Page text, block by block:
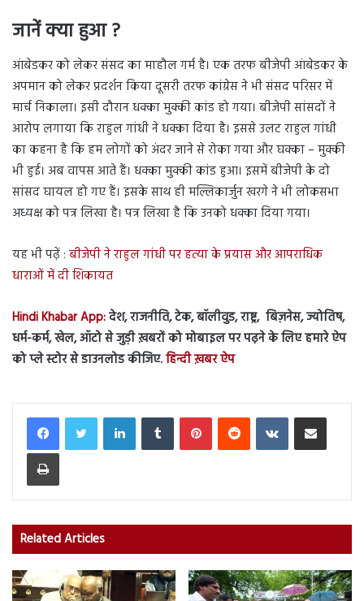
जानें क्या हुआ ?
आंबेडकर को लेकर संसद का माहौल गर्म है। एक तरफ बीजेपी आंबेडकर के
अपमान को लेकर प्रदर्शन किया दूसरी तरफ कांग्रेस ने भी संसद परिसर में
मार्च निकाला। इसी दौरान धक्का मुक्की कांड हो गया। बीजेपी सांसदों ने
आरोप लगाया कि राहुल गांधी ने धक्का दिया है। इससे उलट राहुल गांधी
का कहना है कि हम लोगों को अंदर जाने से रोका गया और घक्का – मुक्की
भी हुई। अब वापस आते हैं। धक्का मुक्की कांड हुआ। इसमें बीजेपी के दो
सांसद घायल हो गए हैं। इसके साथ ही मल्लिकार्जुन खरगे ने भी लोकसभा
अध्यक्ष को पत्र लिखा है। पत्र लिखा है कि उनको धक्का दिया गया।
यह भी पढ़ें : बीजेपी ने राहुल गांधी पर हत्या के प्रयास और आपराधिक
धाराओं में दी शिकायत
Hindi Khabar App:देश, राजनीति, टेक, बॉलीवुड, राष्ट्र, बिज़नेस, ज्योतिष,
धर्म-कर्म, खेल, ऑटो से जुड़ी ख़बरों को मोबाइल पर पढ़ने के लिए हमारे ऐप
को प्ले स्टोर से डाउनलोड कीजिए.हिन्दी ख़बर ऐप
LinkedInTumblr PinterestReddit VKontakteShare via Email
Print
Related Articles